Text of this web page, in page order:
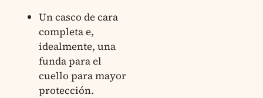
Un casco de cara
completa e,
idealmente, una
funda para el
cuello para mayor
protección.